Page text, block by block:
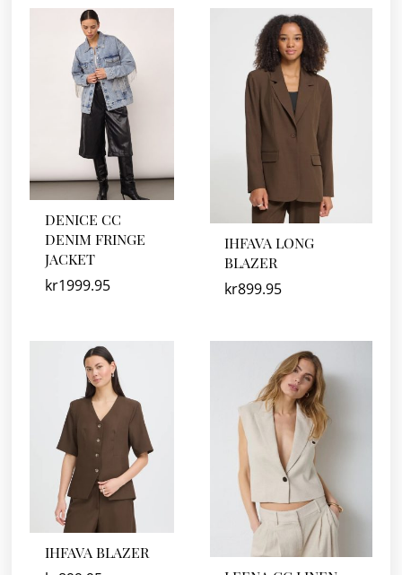
DENICE CC
DENIM FRINGE
JACKET
kr1999.95
IHFAVA LONG
BLAZER
kr899.95
IHFAVA BLAZER